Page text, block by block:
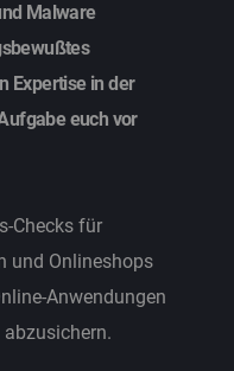
Malware
Expertise in der
euch vor
Checks für
und Onlineshops
Anwendungen